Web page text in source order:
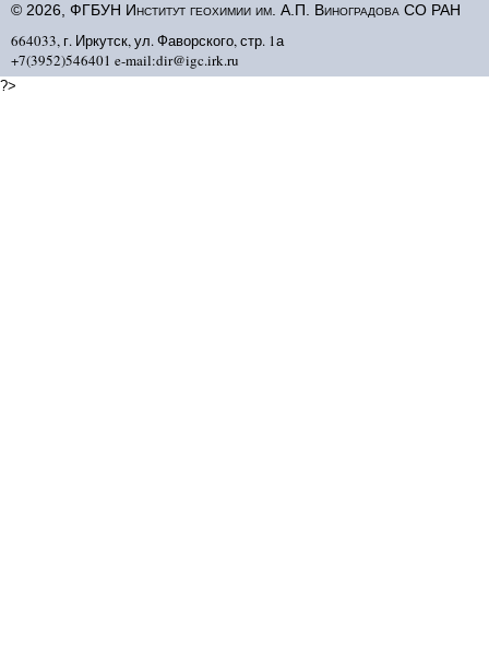
© 2026, ФГБУН Институт геохимии им. А.П. Виноградова СО РАН
664033, г. Иркутск, ул. Фаворского, стр. 1а
+7(3952)546401 e-mail:dir@igc.irk.ru
?>